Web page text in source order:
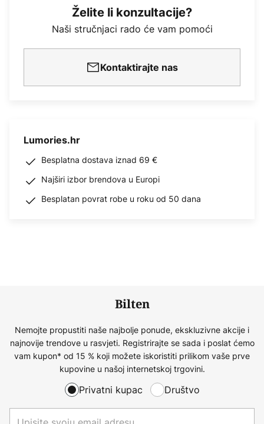
Želite li konzultacije?
Naši stručnjaci rado će vam pomoći
Kontaktirajte nas
Lumories.hr
Besplatna dostava iznad 69 €
Najširi izbor brendova u Europi
Besplatan povrat robe u roku od 50 dana
Bilten
Nemojte propustiti naše najbolje ponude, ekskluzivne akcije i
najnovije trendove u rasvjeti. Registrirajte se sada i poslat ćemo
vam kupon* od 15 % koji možete iskoristiti prilikom vaše prve
kupovine u našoj internetskoj trgovini.
Privatni kupac Društvo